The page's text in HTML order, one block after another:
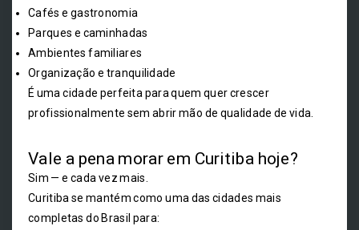
Cafés e gastronomia
Parques e caminhadas
Ambientes familiares
Organização e tranquilidade
É uma cidade perfeita para quem quer crescer
profissionalmente sem abrir mão de qualidade de vida.
Vale a pena morar em Curitiba hoje?
Sim — e cada vez mais.
Curitiba se mantém como uma das cidades mais
completas do Brasil para: